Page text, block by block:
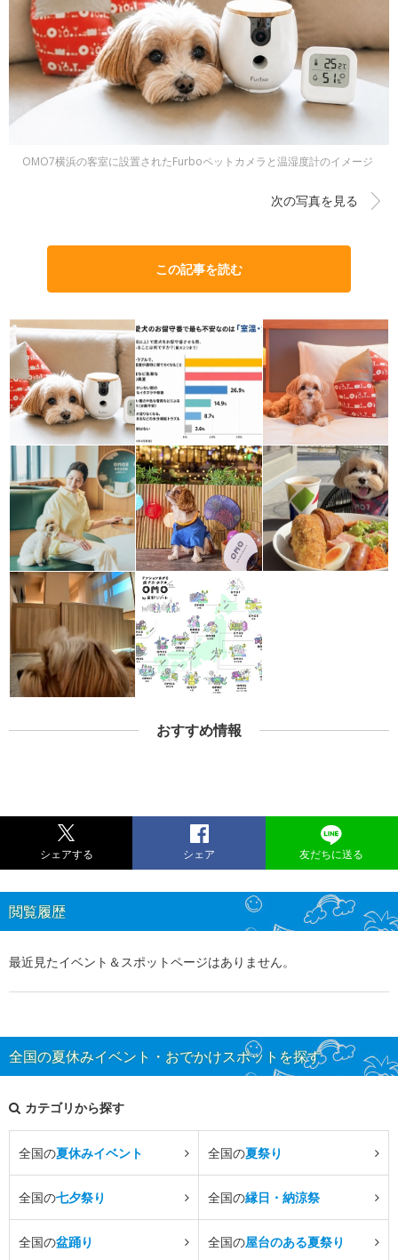
OMO7横浜の客室に設置されたFurboペットカメラと温湿度計のイメージ
次の写真を見る
この記事を読む
おすすめ情報
シェアする シェア 友だちに送る
閲覧履歴
最近見たイベント＆スポットページはありません。
全国の夏休みイベント・おでかけスポットを探す
カテゴリから探す
全国の夏休みイベント 全国の夏祭り
全国の七夕祭り 全国の縁日・納涼祭
全国の盆踊り 全国の屋台のある夏祭り